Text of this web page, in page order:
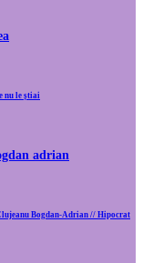
nu le știai
Bogdan-Adrian // Hipocrat